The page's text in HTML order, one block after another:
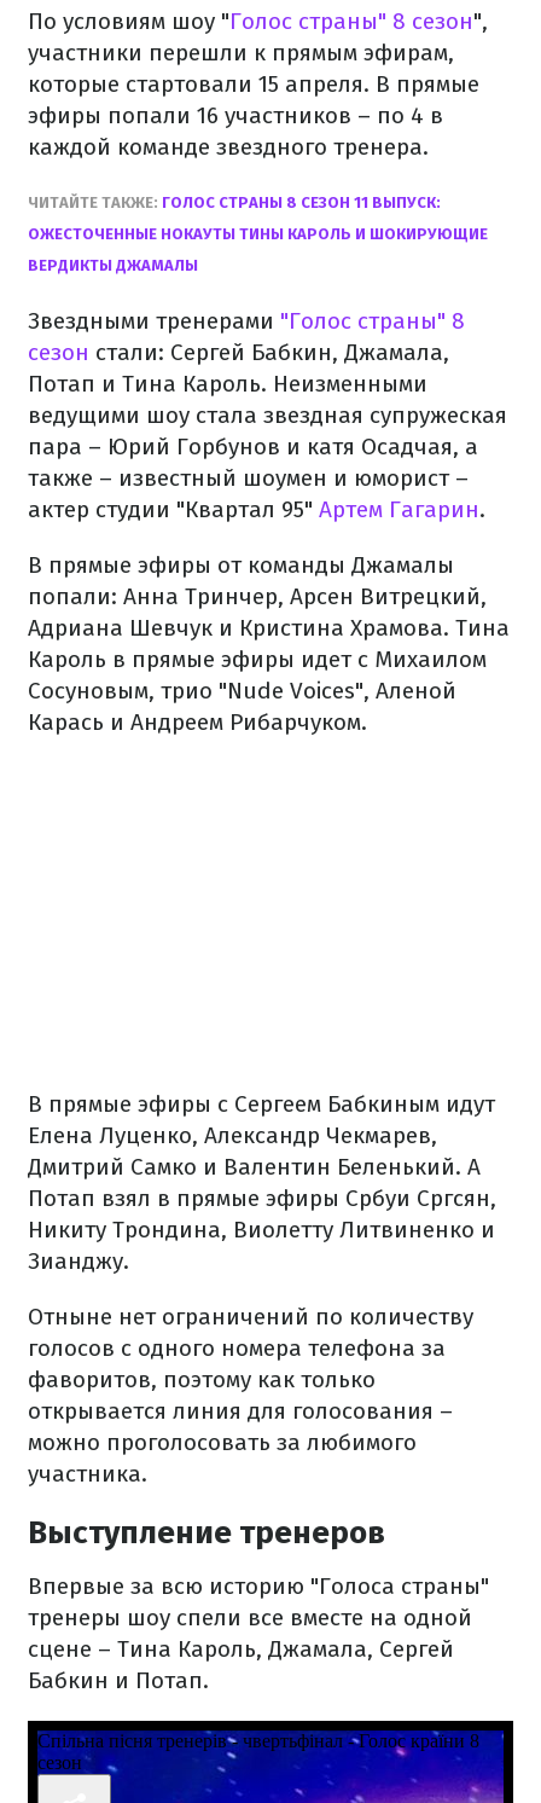
По условиям шоу "Голос страны" 8 сезон",
участники перешли к прямым эфирам,
которые стартовали 15 апреля. В прямые
эфиры попали 16 участников – по 4 в
каждой команде звездного тренера.
ЧИТАЙТЕ ТАКЖЕ: ГОЛОС СТРАНЫ 8 СЕЗОН 11 ВЫПУСК:
ОЖЕСТОЧЕННЫЕ НОКАУТЫ ТИНЫ КАРОЛЬ И ШОКИРУЮЩИЕ
ВЕРДИКТЫ ДЖАМАЛЫ
Звездными тренерами "Голос страны" 8
сезон стали: Сергей Бабкин, Джамала,
Потап и Тина Кароль. Неизменными
ведущими шоу стала звездная супружеская
пара – Юрий Горбунов и катя Осадчая, а
также – известный шоумен и юморист –
актер студии "Квартал 95" Артем Гагарин.
В прямые эфиры от команды Джамалы
попали: Анна Тринчер, Арсен Витрецкий,
Адриана Шевчук и Кристина Храмова. Тина
Кароль в прямые эфиры идет с Михаилом
Сосуновым, трио "Nude Voices", Аленой
Карась и Андреем Рибарчуком.
В прямые эфиры с Сергеем Бабкиным идут
Елена Луценко, Александр Чекмарев,
Дмитрий Самко и Валентин Беленький. А
Потап взял в прямые эфиры Србуи Сргсян,
Никиту Трондина, Виолетту Литвиненко и
Зианджу.
Отныне нет ограничений по количеству
голосов с одного номера телефона за
фаворитов, поэтому как только
открывается линия для голосования –
можно проголосовать за любимого
участника.
Выступление тренеров
Впервые за всю историю "Голоса страны"
тренеры шоу спели все вместе на одной
сцене – Тина Кароль, Джамала, Сергей
Бабкин и Потап.